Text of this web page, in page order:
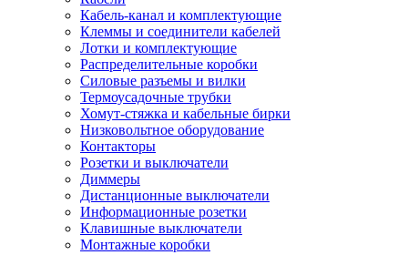
Кабель-канал и комплектующие
Клеммы и соединители кабелей
Лотки и комплектующие
Распределительные коробки
Силовые разъемы и вилки
Термоусадочные трубки
Хомут-стяжка и кабельные бирки
Низковольтное оборудование
Контакторы
Розетки и выключатели
Диммеры
Дистанционные выключатели
Информационные розетки
Клавишные выключатели
Монтажные коробки